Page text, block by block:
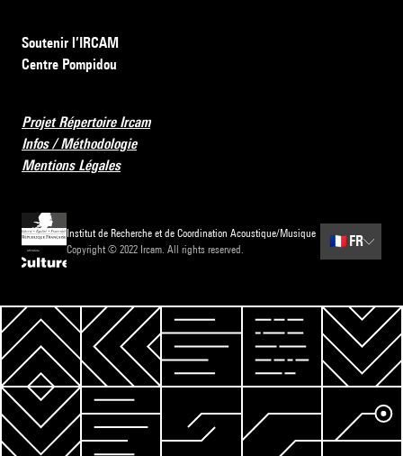
Soutenir l’IRCAM
Centre Pompidou
Projet Répertoire Ircam
Infos / Méthodologie
Mentions Légales
Institut de Recherche et de Coordination Acoustique/Musique
Copyright © 2022 Ircam. All rights reserved.
🇫🇷 FR